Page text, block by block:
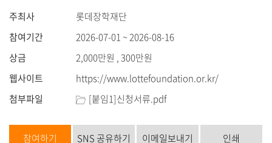
주최사
롯데장학재단
참여기간
2026-07-01 ~ 2026-08-16
상금
2,000만원 , 300만원
웹사이트
https://www.lottefoundation.or.kr/
첨부파일
[붙임1]신청서류.pdf
참여하기 SNS 공유하기 이메일보내기 인쇄